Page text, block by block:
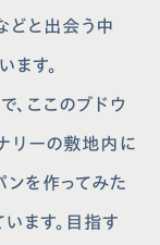
質問
クラブ
どと出会う中
ます。
、ここのブドウ
リーの敷地内に
ンを作ってみた
ます。目指す